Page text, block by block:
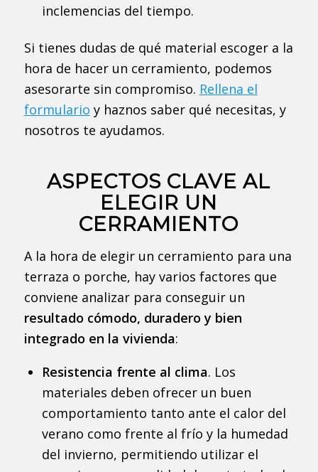
inclemencias del tiempo.
Si tienes dudas de qué material escoger a la
hora de hacer un cerramiento, podemos
asesorarte sin compromiso. Rellena el
formulario y haznos saber qué necesitas, y
nosotros te ayudamos.
ASPECTOS CLAVE AL
ELEGIR UN
CERRAMIENTO
A la hora de elegir un cerramiento para una
terraza o porche, hay varios factores que
conviene analizar para conseguir un
resultado cómodo, duradero y bien
integrado en la vivienda:
Resistencia frente al clima. Los
materiales deben ofrecer un buen
comportamiento tanto ante el calor del
verano como frente al frío y la humedad
del invierno, permitiendo utilizar el